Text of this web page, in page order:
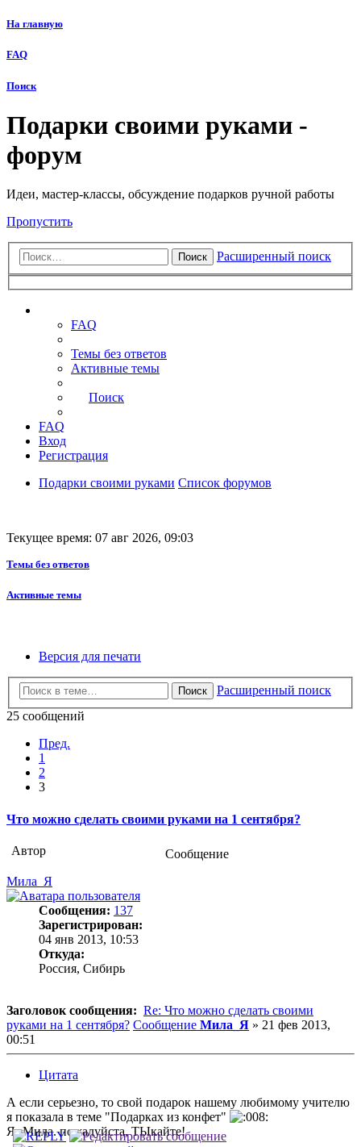
На главную
FAQ
Поиск
Подарки своими руками -
форум
Идеи, мастер-классы, обсуждение подарков ручной работы
Пропустить
Поиск Расширенный поиск
FAQ
Темы без ответов
Активные темы
Поиск
FAQ
Вход
Регистрация
Подарки своими руками Список форумов
Текущее время: 07 авг 2026, 09:03
Темы без ответов
Активные темы
Версия для печати
Поиск
Расширенный поиск
25 сообщений
Пред.
1
2
3
Что можно сделать своими руками на 1 сентября?
Автор
Сообщение
Мила_Я
Сообщения: 137
Зарегистрирован:
04 янв 2013, 10:53
Откуда:
Россия, Сибирь
Заголовок сообщения: Re: Что можно сделать своими
руками на 1 сентября? Сообщение Мила_Я » 21 фев 2013,
00:51
Цитата
А если серьезно, то свой подарок нашему любимому учителю
я показала в теме "Подарках из конфет"
Я- Мила. пожалуйста, ТЫкайте!